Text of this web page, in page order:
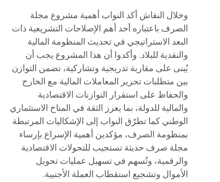
وخلال النقاش أكد النواب أهمية مشروع مجلة
الصرف باعتباره أحد أهم الإصلاحات التشريعية ذات
البعد الاستراتيجي في تحديث المنظومة المالية
والنقدية للبلاد. وأكدوا أن هذا المشروع يجب أن
يُبنى على مقاربة تدريجية وتشاركية، تضمن التوازن
بين متطلبات تحرير المعاملات المالية مع الخارج
والحفاظ على استقرار التوازنات الاقتصادية
والمالية للدولة، بما يعزز الثقة في المناخ الاستثماري
الوطني كما تطرّق النواب إلى الإشكاليات المرتبطة
بمنظومة الصرف، مؤكدين أهمية الإسراع بإرساء
مجلة صرف حديثة تستجيب للتحولات الاقتصادية
والرقمية، وتُسهم في تسهيل عمليات تحويل
الأموال وتشجيع استقطاب العملة الأجنبية.